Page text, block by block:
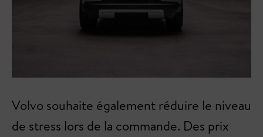
Volvo souhaite également réduire le niveau
de stress lors de la commande. Des prix